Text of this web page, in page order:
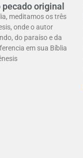
pecado original
meditamos os três
onde o autor
do paraíso e da
em sua Bíblia